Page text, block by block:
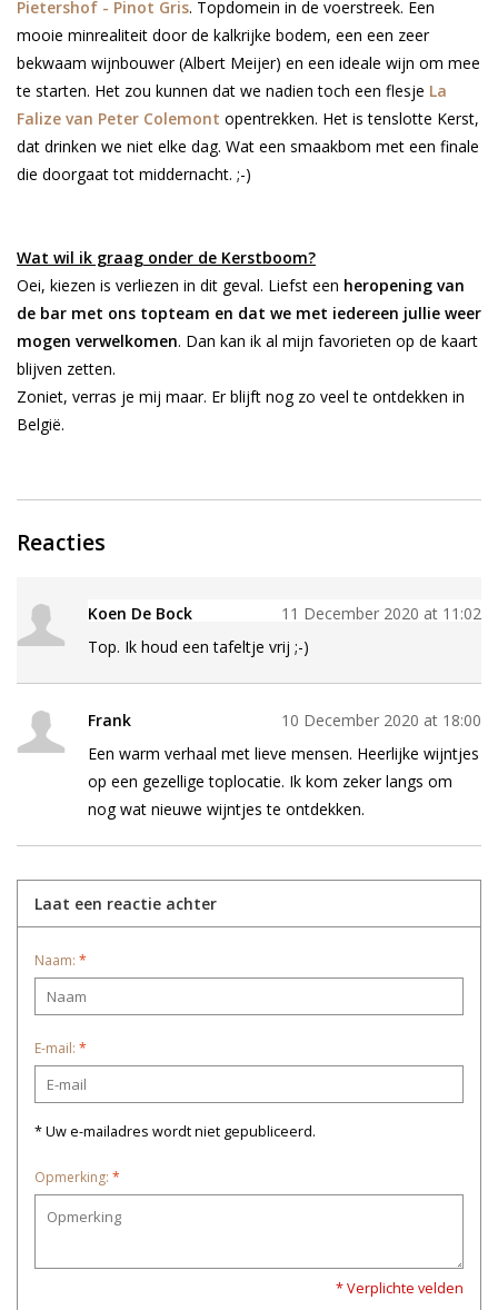
Pietershof - Pinot Gris. Topdomein in de voerstreek. Een
mooie minrealiteit door de kalkrijke bodem, een een zeer
bekwaam wijnbouwer (Albert Meijer) en een ideale wijn om mee
te starten. Het zou kunnen dat we nadien toch een flesje La
Falize van Peter Colemont opentrekken. Het is tenslotte Kerst,
dat drinken we niet elke dag. Wat een smaakbom met een finale
die doorgaat tot middernacht. ;-)
Wat wil ik graag onder de Kerstboom?
Oei, kiezen is verliezen in dit geval. Liefst een heropening van
de bar met ons topteam en dat we met iedereen jullie weer
mogen verwelkomen. Dan kan ik al mijn favorieten op de kaart
blijven zetten.
Zoniet, verras je mij maar. Er blijft nog zo veel te ontdekken in
België.
Reacties
Koen De Bock
11 December 2020 at 11:02
Top. Ik houd een tafeltje vrij ;-)
Frank
10 December 2020 at 18:00
Een warm verhaal met lieve mensen. Heerlijke wijntjes
op een gezellige toplocatie. Ik kom zeker langs om
nog wat nieuwe wijntjes te ontdekken.
Laat een reactie achter
Naam: *
E-mail: *
* Uw e-mailadres wordt niet gepubliceerd.
Opmerking: *
* Verplichte velden